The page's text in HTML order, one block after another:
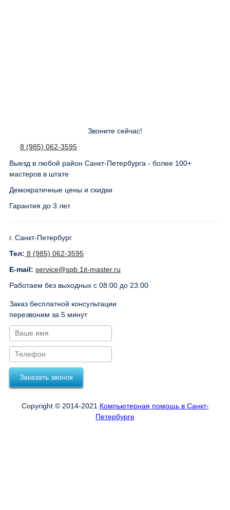
Звоните сейчас!
8 (985) 062-3595
Выезд в любой район Санкт-Петербурга - более 100+
мастеров в штате
Демократичные цены и скидки
Гарантия до 3 лет
г. Санкт-Петербург
Тел: 8 (985) 062-3595
E-mail: service@spb.1it-master.ru
Работаем без выходных с 08:00 до 23:00
Заказ бесплатной консультации
перезвоним за 5 минут
Заказать звонок
Copyright © 2014-2021 Компьютерная помощь в Санкт-
Петербурге